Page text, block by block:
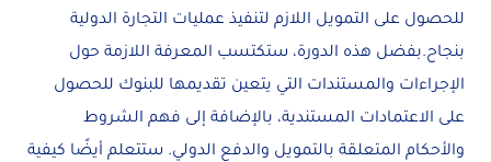
للحصول على التمويل اللازم لتنفيذ عمليات التجارة الدولية
بنجاح.بفضل هذه الدورة، ستكتسب المعرفة اللازمة حول
الإجراءات والمستندات التي يتعين تقديمها للبنوك للحصول
على الاعتمادات المستندية، بالإضافة إلى فهم الشروط
والأحكام المتعلقة بالتمويل والدفع الدولي. ستتعلم أيضًا كيفية